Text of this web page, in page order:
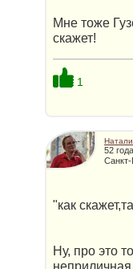
Мне тоже
скажет!
1
52 года
"как
Ну, про это